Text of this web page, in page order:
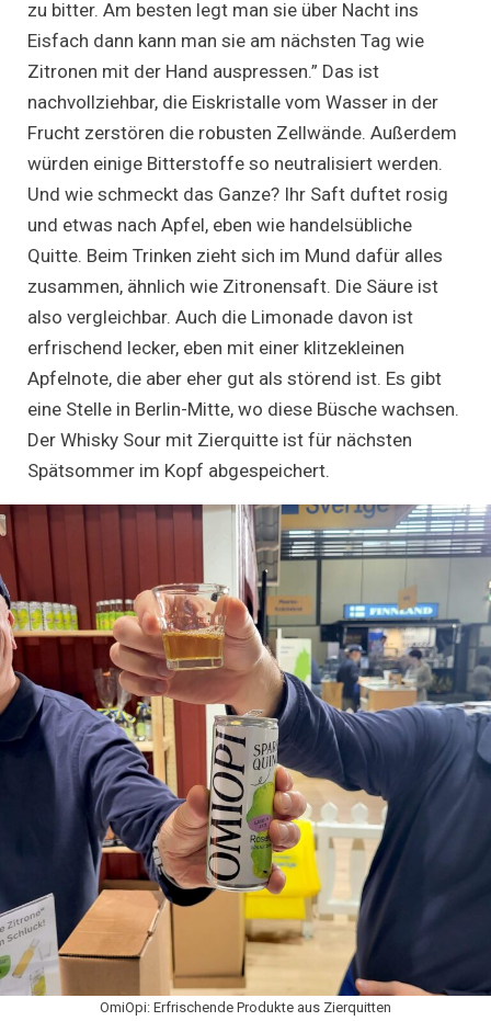
zu bitter. Am besten legt man sie über Nacht ins
Eisfach dann kann man sie am nächsten Tag wie
Zitronen mit der Hand auspressen.” Das ist
nachvollziehbar, die Eiskristalle vom Wasser in der
Frucht zerstören die robusten Zellwände. Außerdem
würden einige Bitterstoffe so neutralisiert werden.
Und wie schmeckt das Ganze? Ihr Saft duftet rosig
und etwas nach Apfel, eben wie handelsübliche
Quitte. Beim Trinken zieht sich im Mund dafür alles
zusammen, ähnlich wie Zitronensaft. Die Säure ist
also vergleichbar. Auch die Limonade davon ist
erfrischend lecker, eben mit einer klitzekleinen
Apfelnote, die aber eher gut als störend ist. Es gibt
eine Stelle in Berlin-Mitte, wo diese Büsche wachsen.
Der Whisky Sour mit Zierquitte ist für nächsten
Spätsommer im Kopf abgespeichert.
OmiOpi: Erfrischende Produkte aus Zierquitten